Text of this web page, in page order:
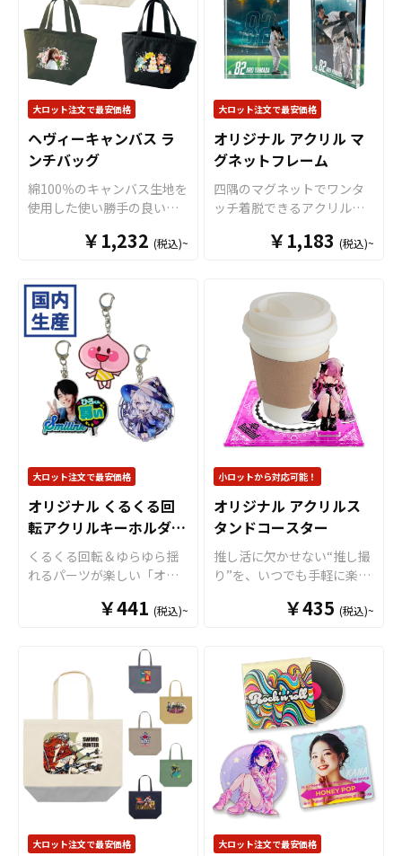
ました。特許申請済みのケ
イオー完全オリジナル設計
です。 販売に必要な資材も
取り揃えておりますので、
お客様にはデザインをご入
稿いただくだけでオフィシ
ャル商品として販売してい
ただくことができます。 国
内生産で短納期、小ロット
からの制作も承っておりま
すので、お気軽にご相談く
ださい。
る仕様で、軽量かつ快適な
着け心地を実現。 アクリル
部分はダイカット加工に対
応しており、キャラクター
やロゴ、モチーフに合わせ
た自由な形状で制作できま
す。さらに、鮮やかなフル
カラー印刷により細部まで
美しく再現可能。 指先にさ
りげなく“推し”を取り入れ
られるため、推し活グッズ
やイベント物販、購入特
典、ノベルティ用途にも最
適です。日常使いしやす
推し活グッズの展開にオス
スメのアイテムです。 販売
に必要な資材も取り揃えて
おりますので、お客様には
デザインをご入稿いただく
だけでオリジナル商品とし
て販売していただくことが
できます。国内生産で小ロ
ットからの製作も承ってお
りますので、オリジナルグ
ッズの制作やOEMをご検討
中の業者様もお気軽にご相
談ください。
大ロット注文で最安価格
ヘヴィーキャンバス ラ
ンチバッグ
綿100％のキャンバス生地を
使用した使い勝手の良いオ
す。小さすぎず大きすぎな
普段遣いにはぴったり。複
雑な形状や色数の多いデザ
インでも印刷単価が従来方
式に比べて比較的リーズナ
ブルとなっていることも特
徴です。本体サイズに対し
て大きなデザインが印刷で
きるため、ノベルティに最
適です。また、フルカラー
きるので、アニメグッズ等
の販促品としてもオススメ
です。販売に必要な資材も
取り揃えておりますので、
お客様にはデザインをご入
稿いただくだけでオリジナ
ル商品として制作・販売し
ていただくことができま
す。 キャンバスのランチバ
スポーツ、官公庁、またコ
ミケなどの同人グッズ販売
など様々な業界に人気で
す。 短納期・小ロットでの
対応も可能ですのでご不明
点がありましたら、個人の
お客様から企業・業者のか
た問わずお気軽にご相談く
￥1,232 (税込)~
大ロット注文で最安価格
オリジナル アクリル マ
グネットフレーム
四隅のマグネットでワンタ
ッチ着脱できるアクリルマ
好きな写真やイラストを簡
ル素材に、高品質のUVイン
クジェットフルカラー印刷
で、オリジナルのアクリル
マグネットフレームがお作
りいただけます。サイズは
チェキ・トレカに対応でき
る「小サイズ」とL判写真や
ポストカードに対応できる
「大サイズ」の２サイズを
ご用意。フォトフレームと
してはもちろん、トレカな
どのカードホルダーや、企
業様のサインフレーム、店
舗のメニューといった備品
など、様々な用途にご活用
いただけるアイテムです。
アニメグッズやゲームグッ
ズ、アーティストグッズ、
体様のノベルティや、販売
商品として同人、クリエー
ター、作家さんなどのグッ
ズ販売にも最適です。 国内
生産で小ロットからの制作
も承っておりますので、お
気軽にご相談ください。
￥1,183 (税込)~
大ロット注文で最安価格
オリジナル くるくる回
転アクリルキーホルダー
(国内生産)
くるくる回転＆ゆらゆら揺
れるパーツが楽しい「オリ
ルキーホルダー」を、お客
制作いたします。 ケイオー
のオリジナル くるくる回転
アクリルキーホルダーは、
透明度が高い高品質アクリ
ル素材を採用。美麗なフル
カラー印刷を施し、ダイカ
ット加工でお好きな形に切
り出すことができます。く
るくると回転する特殊パー
ツにより、通常のアクキー
にはない「動き」を加える
￥441 (税込)~
小ロットから対応可能！
オリジナル アクリルス
タンドコースター
推し活に欠かせない“推し撮
り”を、いつでも手軽に楽し
スターを、お客様のオリジ
土台にアクリルスタンドを
組み合わせたアイテムで、
推しのキャラクターやアー
ティストと一緒に、ドリン
クやスイーツをおしゃれに
撮影できます。 アクリルス
タンドコースターなら販売
グッズとしてはもちろん、
販促品・ノベルティ、店舗
ディスプレイや什器として
￥435 (税込)~
大ロット注文で最安価格 大ロット注文で最安価格